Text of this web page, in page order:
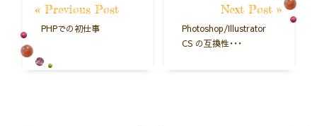
« Previous Post
PHPでの初仕事
Next Post »
Photoshop/Illustrator
CS の互換性・・・